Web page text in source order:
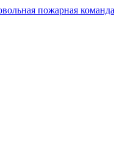
пожарная команда